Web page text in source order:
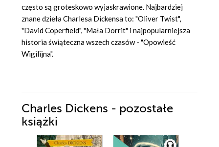
często są groteskowo wyjaskrawione. Najbardziej
znane dzieła Charlesa Dickensa to: "Oliver Twist",
"David Coperfield", "Mała Dorrit" i najpopularniejsza
historia świąteczna wszech czasów - "Opowieść
Wigilijna".
Charles Dickens - pozostałe
książki